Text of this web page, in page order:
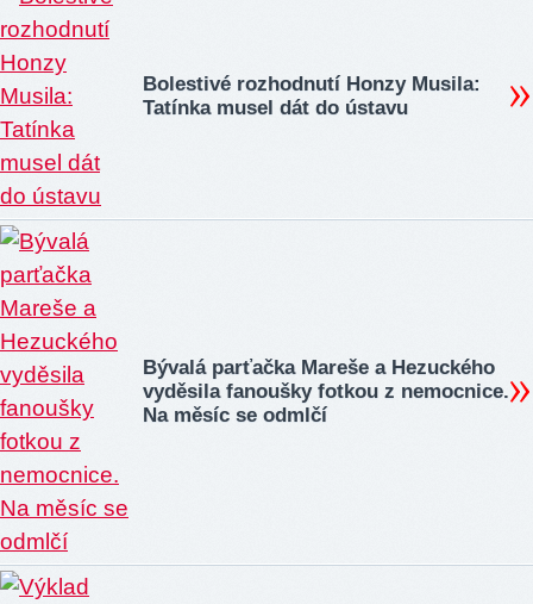
Bolestivé rozhodnutí Honzy Musila:
Tatínka musel dát do ústavu
Bývalá parťačka Mareše a Hezuckého
vyděsila fanoušky fotkou z nemocnice.
Na měsíc se odmlčí